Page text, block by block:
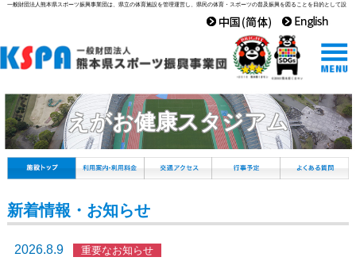
一般財団法人熊本県スポーツ振興事業団は、県立の体育施設を管理運営し、県民の体育・スポーツの普及振興を図ることを目的として設
えがお健康スタジアム
新着情報・お知らせ
2026.8.9 重要なお知らせ